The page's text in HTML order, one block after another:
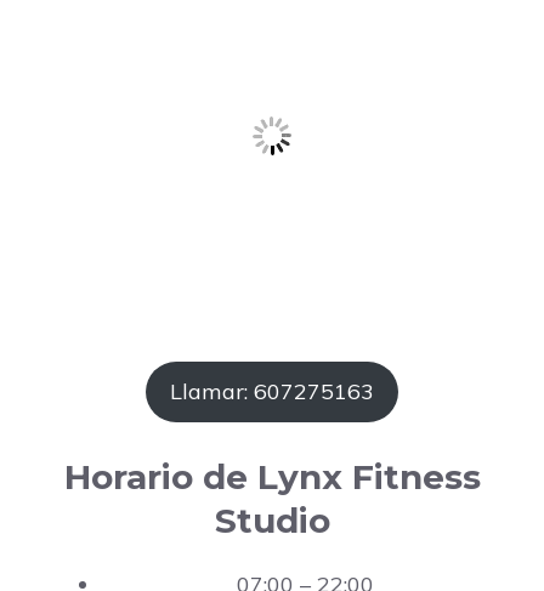
Llamar: 607275163
Horario de Lynx Fitness
Studio
07:00 – 22:00